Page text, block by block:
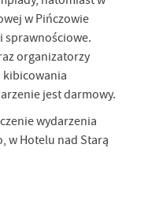
w Pińczowie
sprawnościowe.
organizatorzy
kibicowania
jest darmowy.
wydarzenia
w Hotelu nad Starą
prezentujących nasze
mediów